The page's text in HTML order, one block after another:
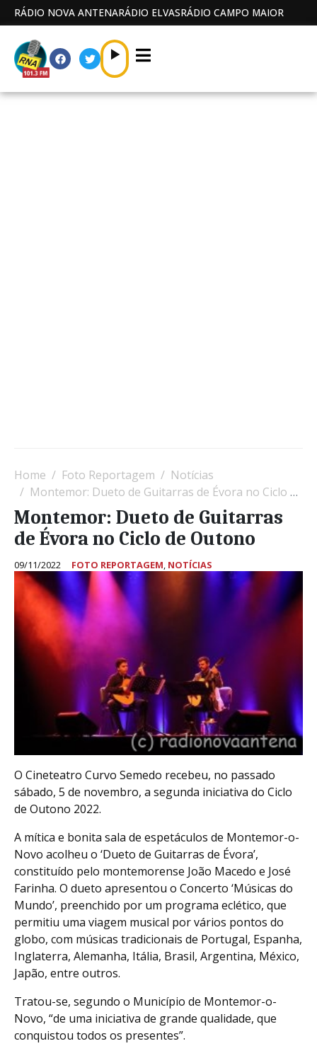
RÁDIO NOVA ANTENARÁDIO ELVASRÁDIO CAMPO MAIOR
Home Foto Reportagem
Notícias
Montemor: Dueto de Guitarras de Évora no Ciclo de Outono
Montemor: Dueto de Guitarras
de Évora no Ciclo de Outono
09/11/2022 FOTO REPORTAGEM, NOTÍCIAS
O Cineteatro Curvo Semedo recebeu, no passado
sábado, 5 de novembro, a segunda iniciativa do Ciclo
de Outono 2022.
A mítica e bonita sala de espetáculos de Montemor-o-
Novo acolheu o ‘Dueto de Guitarras de Évora’,
constituído pelo montemorense João Macedo e José
Farinha. O dueto apresentou o Concerto ‘Músicas do
Mundo’, preenchido por um programa eclético, que
permitiu uma viagem musical por vários pontos do
globo, com músicas tradicionais de Portugal, Espanha,
Inglaterra, Alemanha, Itália, Brasil, Argentina, México,
Japão, entre outros.
Tratou-se, segundo o Município de Montemor-o-
Novo, “de uma iniciativa de grande qualidade, que
conquistou todos os presentes”.